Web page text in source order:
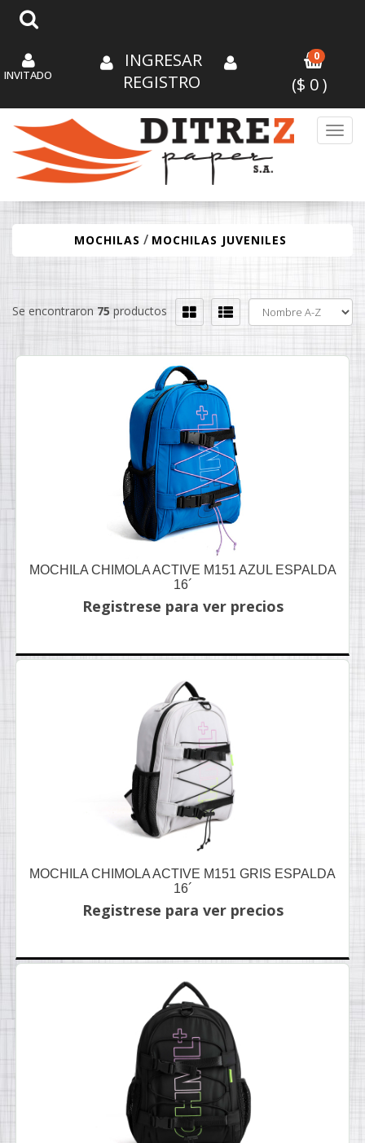
INVITADO
INGRESAR
REGISTRO
0
($ 0)
MOCHILAS / MOCHILAS JUVENILES
Se encontraron 75 productos
MOCHILA CHIMOLA ACTIVE M151 AZUL ESPALDA
16´
Registrese para ver precios
MOCHILA CHIMOLA ACTIVE M151 GRIS ESPALDA
16´
Registrese para ver precios